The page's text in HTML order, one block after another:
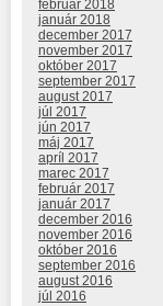
február 2018
január 2018
december 2017
november 2017
október 2017
september 2017
august 2017
júl 2017
jún 2017
máj 2017
apríl 2017
marec 2017
február 2017
január 2017
december 2016
november 2016
október 2016
september 2016
august 2016
júl 2016